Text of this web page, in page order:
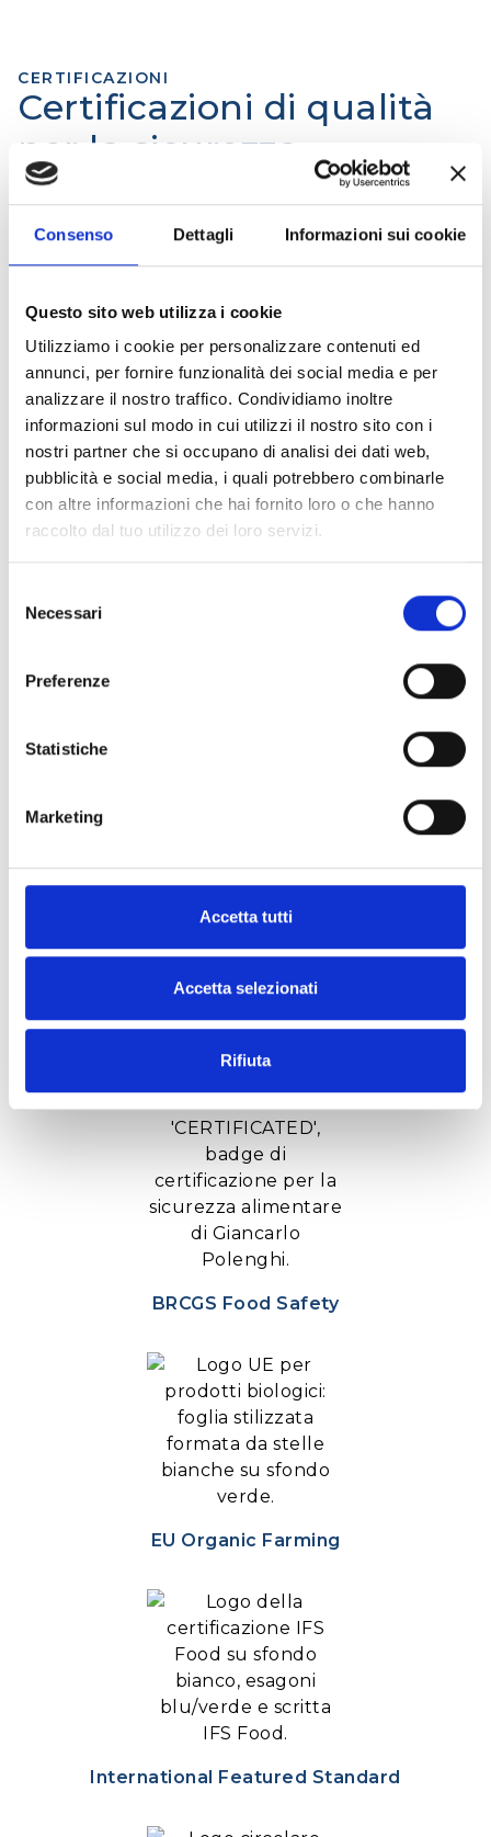
Consenso Dettagli Informazioni sui cookie
Questo sito web utilizza i cookie
Utilizziamo i cookie per personalizzare contenuti ed
annunci, per fornire funzionalità dei social media e per
analizzare il nostro traffico. Condividiamo inoltre
informazioni sul modo in cui utilizzi il nostro sito con i
nostri partner che si occupano di analisi dei dati web,
pubblicità e social media, i quali potrebbero combinarle
con altre informazioni che hai fornito loro o che hanno
raccolto dal tuo utilizzo dei loro servizi.
delNecessari
Preferenze
Statistiche
Marketing
Accetta tutti
Accetta selezionati
Rifiuta
CERTIFICAZIONI
Certificazioni di qualità
per la sicurezza
alimentare
Polenghi è specialista nel
rigoroso. Collaboriamo con centri di ricerca e
standard elevati e costanti.
A confermare il nostro impegno, un portafoglio
dicertificazioni riconosciute a livello
internazionale: UNI EN ISO 9001:2008, BRC, IFS,
KOSHER, BIOLOGICO (EU, NOP, JAS).
Biodynamic Federation Cert
BRCGS Food Safety
EU Organic Farming
International Featured Standard